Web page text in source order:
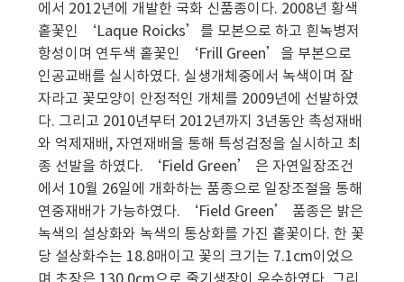
에서 2012년에 개발한 국화 신품종이다. 2008년 황색
홑꽃인 ‘Laque Roicks’를 모본으로 하고 흰녹병저
항성이며 연두색 홑꽃인 ‘Frill Green’을 부본으로
인공교배를 실시하였다. 실생개체중에서 녹색이며 잘
자라고 꽃모양이 안정적인 개체를 2009년에 선발하였
다. 그리고 2010년부터 2012년까지 3년동안 촉성재배
와 억제재배, 자연재배을 통해 특성검정을 실시하고 최
종 선발을 하였다. ‘Field Green’ 은 자연일장조건
에서 10월 26일에 개화하는 품종으로 일장조절을 통해
연중재배가 가능하였다. ‘Field Green’ 품종은 밝은
녹색의 설상화와 녹색의 통상화를 가진 홑꽃이다. 한 꽃
당 설상화수는 18.8매이고 꽃의 크기는 7.1cm이었으